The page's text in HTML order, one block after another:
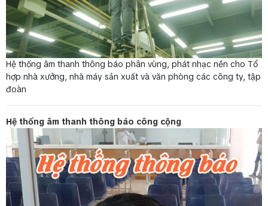
Hệ thống âm thanh thông báo phân vùng, phát nhạc nền cho Tổ
hợp nhà xưởng, nhà máy sản xuất và văn phòng các công ty, tập
đoàn
Hệ thống âm thanh thông báo công cộng